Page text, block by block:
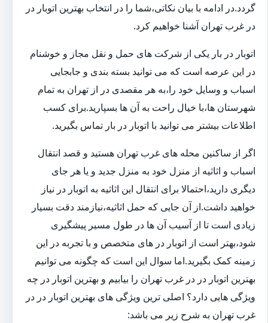
گردد.در ادامه با بیان نکاتی،شما را در انتخاب بهترین اتوبار در
در غرب تهران آشنا خواهیم کرد.
اتوبار در بار یکی از شرکت های حمل و نقل مجاز و خوشنام
در این عرصه است که می توانید بسته بندی و جابجایی
اسباب و وسایل خود را،به هر مقصدی در از تهران به تمام
شهرستان ها،با خیال راحت به آن ها بسپارید.برای کسب
اطلاعات بیشتر می توانید با اتوبار در بار تماس بگیرید.
اگر از ساکنین محله های غرب تهران هستید و قصد انتقال
اسباب و اثاثیه از منزل خود به منزل جدید و یا هر جای
دیگری دارید،احتمالا برای انتقال این اثاثیه به اتوبار در نیاز
خواهید داشت.از آن جایی که حمل اثاثیه،نیازمند دقت بسیار
زیادی است تا از آسیب آن ها در طول مسیر پیشگیری
شود،بهتر است از اتوبار در های متخصص و با تجربه در این
زمینه کمک بگیرید.اما سوال این است که چگونه می توانیم
بهترین اتوبار در در غرب تهران را بیابیم و بهترین اتوبار در چه
ویژگی هایی دارد؟ اصلی ترین ویژگی های بهترین اتوبار در در
غرب تهران به شرح زیر می باشد: